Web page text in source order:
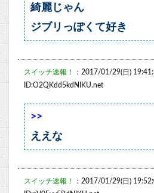
綺麗じゃん
ジブリっぽくて好き
スイッチ速報！
：2017/01/29(日)
ID:O2QKdd5kdNIKU.net
>>
ええな
スイッチ速報！
：2017/01/29(日)